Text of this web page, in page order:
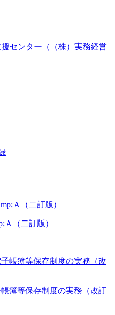
（二訂版）
簿等保存制度の実務（改訂